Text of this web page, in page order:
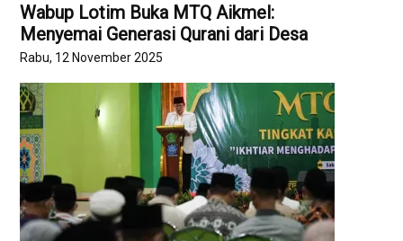
Wabup Lotim Buka MTQ Aikmel:
Menyemai Generasi Qurani dari Desa
Rabu, 12 November 2025